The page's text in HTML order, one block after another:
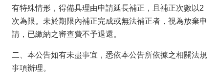
有特殊情形，得備具理由申請延長補正，且補正次數以2
次為限。未於期限內補正完成或無法補正者，視為放棄申
請，已繳納之審查費不予退還。
二、本公告如有未盡事宜，悉依本公告所依據之相關法規
事項辦理。